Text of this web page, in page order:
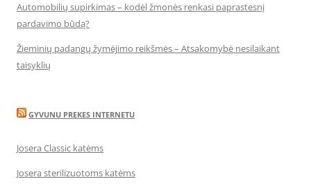
Automobilių supirkimas – kodėl žmonės renkasi paprastesnį
pardavimo būdą?
Žieminių padangų žymėjimo reikšmės – Atsakomybė nesilaikant
taisyklių
GYVUNU PREKES INTERNETU
Josera Classic katėms
Josera sterilizuotoms katėms